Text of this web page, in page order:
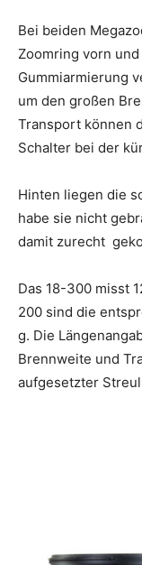
Bei beiden
Zoomring vorn
Gummiarmierung
um den großen
Transport können
Schalter bei der
Hinten liegen die
habe sie nicht
damit zurecht
Das 18-300 misst
200 sind die
g. Die
Brennweite und
aufgesetzter